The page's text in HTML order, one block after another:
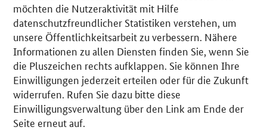
möchten die Nutzeraktivität mit Hilfe
datenschutzfreundlicher Statistiken verstehen, um
unsere Öffentlichkeitsarbeit zu verbessern. Nähere
Informationen zu allen Diensten finden Sie, wenn Sie
die Pluszeichen rechts aufklappen. Sie können Ihre
Einwilligungen jederzeit erteilen oder für die Zukunft
widerrufen. Rufen Sie dazu bitte diese
Einwilligungsverwaltung über den Link am Ende der
Seite erneut auf.